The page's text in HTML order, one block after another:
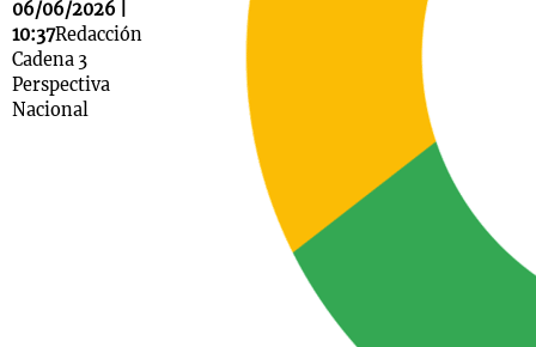
06/06/2026 |
10:37Redacción
Cadena 3
Perspectiva
Nacional